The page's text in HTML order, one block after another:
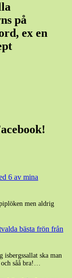
på
ex en
6 av mina
men aldrig
bästa frön från
ska man
och såå bra!…